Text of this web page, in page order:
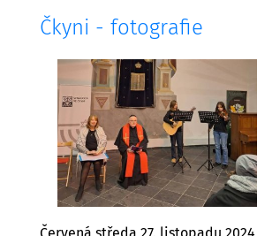
Čkyni - fotografie